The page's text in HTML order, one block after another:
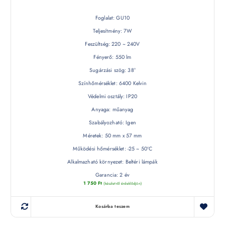
Foglalat: GU10
Teljesítmény: 7W
Feszültség: 220 ~ 240V
Fényerő: 550 lm
Sugárzási szög: 38°
Színhőmérséklet: 6400 Kelvin
Védelmi osztály: IP20
Anyaga: műanyag
Szabályozható: Igen
Méretek: 50 mm x 57 mm
Működési hőmérséklet: -25 ~ 50'C
Alkalmazható környezet: Beltéri lámpák
Garancia: 2 év
1 750 Ft (készletről érdeklődjön)
Kosárba teszem